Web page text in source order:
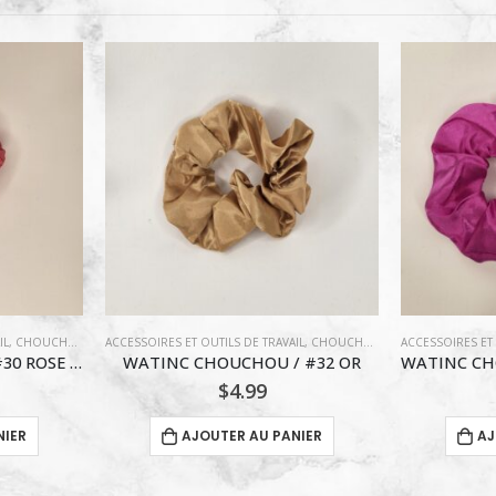
, CHOUCHOU COIFFURE
#32 OR
ACCESSOIRES ET OUTILS DE TRAVAIL , CHOUCHOU COIFFURE
WATINC CHOUCHOU / #14 MAGENTA
$4.99
AJOUTER AU PANIER
ACCESSOIRES